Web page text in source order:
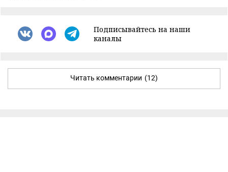
Подписывайтесь на наши
каналы
Читать комментарии (12)